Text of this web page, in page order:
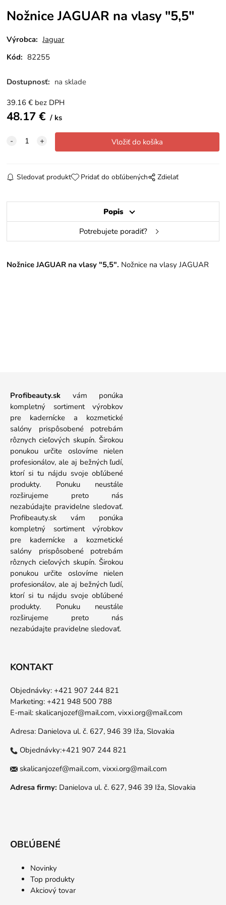
Nožnice JAGUAR na vlasy "5,5"
Výrobca: Jaguar
Kód: 82255
Dostupnosť: na sklade
39.16 € bez DPH
48.17€ ks
Sledovať produkt Pridať do obľúbených Zdielať
Popis
Potrebujete poradiť?
Nožnice JAGUAR na vlasy "5,5". Nožnice na vlasy JAGUAR
Profibeauty.sk vám ponúka
kompletný sortiment výrobkov
pre kadernícke a kozmetické
salóny prispôsobené potrebám
rôznych cieľových skupín. Širokou
ponukou určite oslovíme nielen
profesionálov, ale aj bežných ľudí,
ktorí si tu nájdu svoje obľúbené
produkty. Ponuku neustále
rozširujeme preto nás
nezabúdajte pravidelne sledovať.
Profibeauty.sk vám ponúka
kompletný sortiment výrobkov
pre kadernícke a kozmetické
salóny prispôsobené potrebám
rôznych cieľových skupín. Širokou
ponukou určite oslovíme nielen
profesionálov, ale aj bežných ľudí,
ktorí si tu nájdu svoje obľúbené
produkty. Ponuku neustále
rozširujeme preto nás
nezabúdajte pravidelne sledovať.
KONTAKT
Objednávky: +421 907 244 821
Marketing: +421 948 500 788
E-mail: skalicanjozef@mail.com, vixxi.org@mail.com
Adresa: Danielova ul. č. 627, 946 39 Iža, Slovakia
Objednávky:+421 907 244 821
skalicanjozef@mail.com, vixxi.org@mail.com
Adresa firmy: Danielova ul. č. 627, 946 39 Iža, Slovakia
OBĽÚBENÉ
Novinky
Top produkty
Akciový tovar